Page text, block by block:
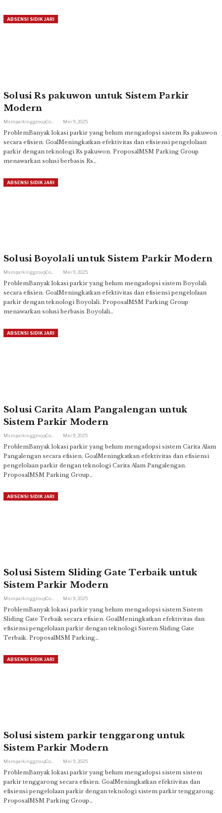
ABSENSI SIDIK JARI
Solusi Rs pakuwon untuk Sistem Parkir
Modern
Mei 9, 2025
ProblemBanyak lokasi parkir yang belum mengadopsi sistem Rs pakuwon
secara efisien. GoalMeningkatkan efektivitas dan efisiensi pengelolaan
parkir dengan teknologi Rs pakuwon. ProposalMSM Parking Group
menawarkan solusi berbasis Rs…
ABSENSI SIDIK JARI
Solusi Boyolali untuk Sistem Parkir Modern
Msmparkinggroup.com Mei 9, 2025
ProblemBanyak lokasi parkir yang belum mengadopsi sistem Boyolali
secara efisien. GoalMeningkatkan efektivitas dan efisiensi pengelolaan
parkir dengan teknologi Boyolali. ProposalMSM Parking Group
menawarkan solusi berbasis Boyolali…
ABSENSI SIDIK JARI
Solusi Carita Alam Pangalengan untuk
Sistem Parkir Modern
Mei 9, 2025
ProblemBanyak lokasi parkir yang belum mengadopsi sistem Carita Alam
Pangalengan secara efisien. GoalMeningkatkan efektivitas dan efisiensi
pengelolaan parkir dengan teknologi Carita Alam Pangalengan.
ProposalMSM Parking Group…
ABSENSI SIDIK JARI
Solusi Sistem Sliding Gate Terbaik untuk
Sistem Parkir Modern
Mei 9, 2025
ProblemBanyak lokasi parkir yang belum mengadopsi sistem Sistem
Sliding Gate Terbaik secara efisien. GoalMeningkatkan efektivitas dan
efisiensi pengelolaan parkir dengan teknologi Sistem Sliding Gate
Terbaik. ProposalMSM Parking…
ABSENSI SIDIK JARI
Solusi sistem parkir tenggarong untuk
Sistem Parkir Modern
Msmparkinggroup.com Mei 9, 2025
ProblemBanyak lokasi parkir yang belum mengadopsi sistem sistem
parkir tenggarong secara efisien. GoalMeningkatkan efektivitas dan
efisiensi pengelolaan parkir dengan teknologi sistem parkir tenggarong.
ProposalMSM Parking Group…